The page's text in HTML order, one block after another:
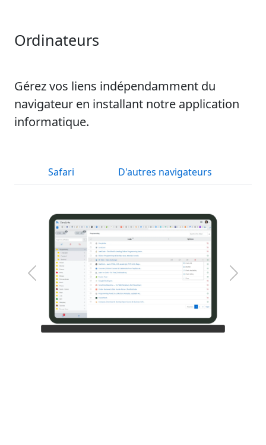
Ordinateurs
Gérez vos liens indépendamment du
navigateur en installant notre application
informatique.
Safari D'autres navigateurs
Suivant